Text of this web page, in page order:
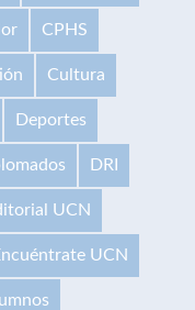
CPHS
Cultura
Deportes
DRI
UCN
UCN